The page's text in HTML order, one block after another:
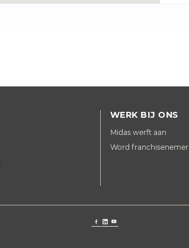
WERK BIJ ONS
Midas werft aan
Word franchisenemer